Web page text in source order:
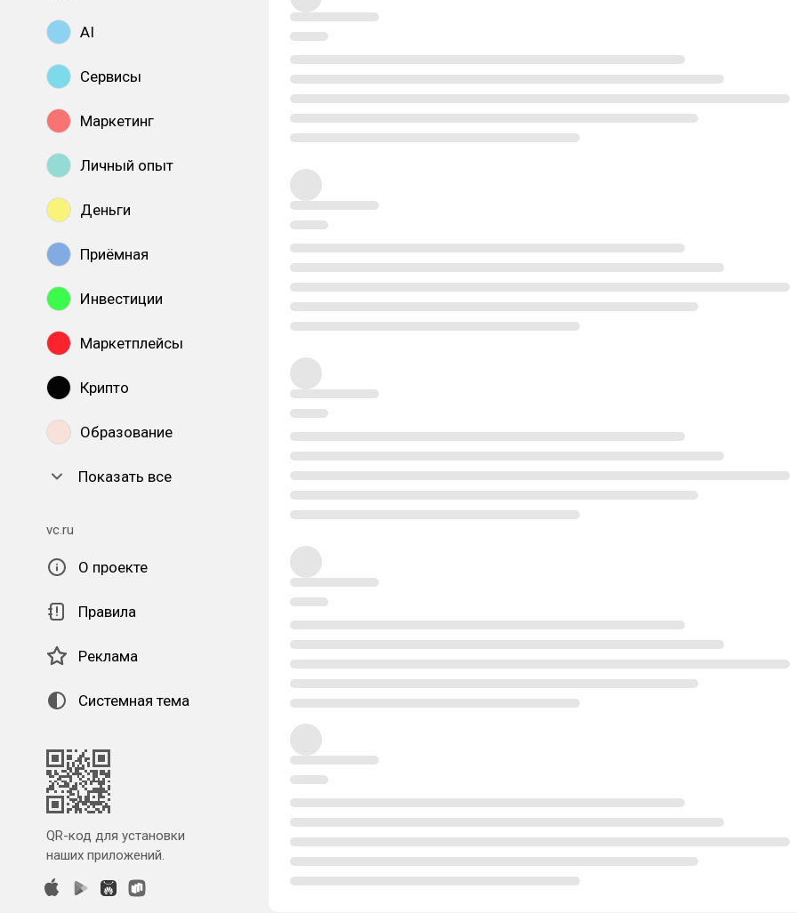
AI
Сервисы
Маркетинг
Личный опыт
Деньги
Приёмная
Инвестиции
Маркетплейсы
Крипто
Образование
Показать все
vc.ru
О проекте
Правила
Реклама
Системная тема
QR-код для установки
наших приложений.